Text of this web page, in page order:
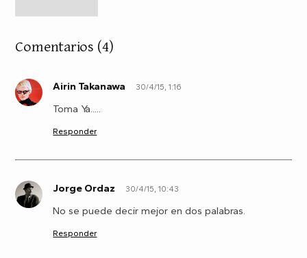
Comentarios (4)
A Airin Takanawa 30/4/15, 1:16
Toma Ya.....
Responder
J Jorge Ordaz 30/4/15, 10:43
No se puede decir mejor en dos palabras.
Responder